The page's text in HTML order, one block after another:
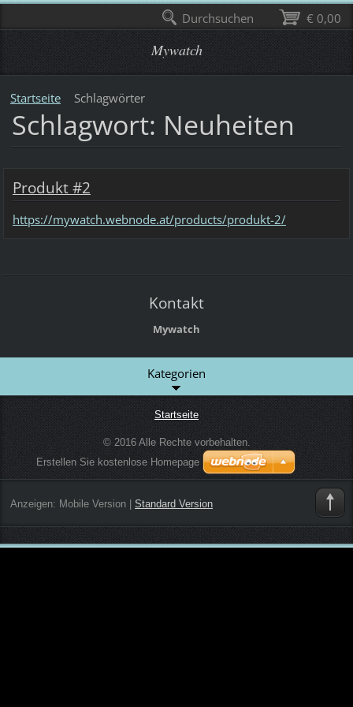
Mywatch
Startseite Schlagwörter
Schlagwort: Neuheiten
Produkt #2
https://mywatch.webnode.at/products/produkt-2/
Kontakt
Mywatch
Kategorien
Startseite
© 2016 Alle Rechte vorbehalten.
Erstellen Sie kostenlose Homepage
Anzeigen: Mobile Version| Standard Version
€ 0,00
Durchsuchen